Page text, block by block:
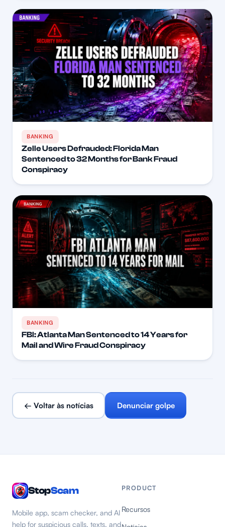
BANKING
Zelle Users Defrauded: Florida Man
Sentenced to 32 Months for Bank Fraud
Conspiracy
BANKING
FBI: Atlanta Man Sentenced to 14 Years for
Mail and Wire Fraud Conspiracy
← Voltar às notícias Denunciar golpe
StopScam
Mobile app, scam checker, and AI
help for suspicious calls, texts, and
PRODUCT
Recursos